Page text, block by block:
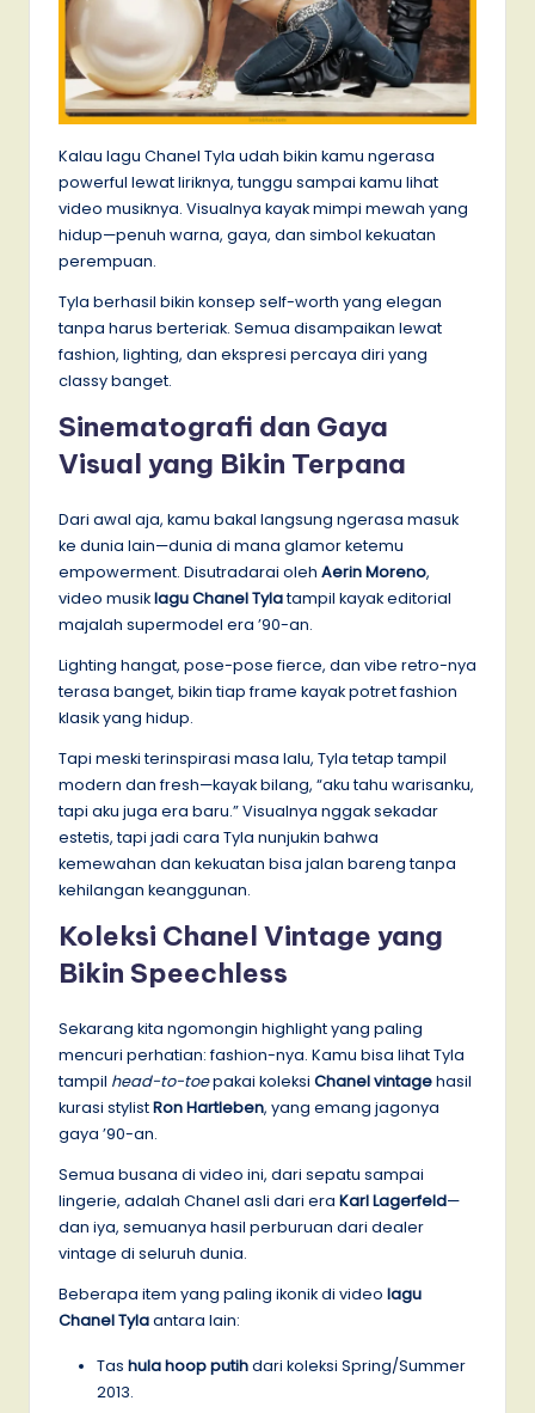
Kalau lagu Chanel Tyla udah bikin kamu ngerasa
powerful lewat liriknya, tunggu sampai kamu lihat
video musiknya. Visualnya kayak mimpi mewah yang
hidup—penuh warna, gaya, dan simbol kekuatan
perempuan.
Tyla berhasil bikin konsep self-worth yang elegan
tanpa harus berteriak. Semua disampaikan lewat
fashion, lighting, dan ekspresi percaya diri yang
classy banget.
Sinematografi dan Gaya
Visual yang Bikin Terpana
Dari awal aja, kamu bakal langsung ngerasa masuk
ke dunia lain—dunia di mana glamor ketemu
empowerment. Disutradarai oleh Aerin Moreno,
video musiklagu Chanel Tylatampil kayak editorial
majalah supermodel era ’90-an.
Lighting hangat, pose-pose fierce, dan vibe retro-nya
terasa banget, bikin tiap frame kayak potret fashion
klasik yang hidup.
Tapi meski terinspirasi masa lalu, Tyla tetap tampil
modern dan fresh—kayak bilang, “aku tahu warisanku,
tapi aku juga era baru.” Visualnya nggak sekadar
estetis, tapi jadi cara Tyla nunjukin bahwa
kemewahan dan kekuatan bisa jalan bareng tanpa
kehilangan keanggunan.
Koleksi Chanel Vintage yang
Bikin Speechless
Sekarang kita ngomongin highlight yang paling
mencuri perhatian: fashion-nya. Kamu bisa lihat Tyla
tampil head-to-toepakai koleksi Chanel vintagehasil
kurasi stylistRon Hartleben, yang emang jagonya
gaya ’90-an.
Semua busana di video ini, dari sepatu sampai
lingerie, adalah Chanel asli dari era Karl Lagerfeld—
dan iya, semuanya hasil perburuan dari dealer
vintage di seluruh dunia.
Beberapa item yang paling ikonik di video lagu
Chanel Tylaantara lain:
Tas hula hoop putihdari koleksi Spring/Summer
2013.